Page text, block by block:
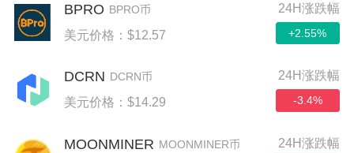
BPRO BPRO币
美元价格：$12.57
24H涨跌幅
+2.55%
DCRN DCRN币
美元价格：$14.29
24H涨跌幅
-3.4%
MOONMINER MOONMINER币 24H涨跌幅